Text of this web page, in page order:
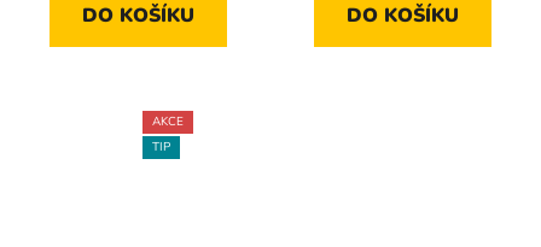
DO KOŠÍKU DO KOŠÍKU
AKCE
TIP